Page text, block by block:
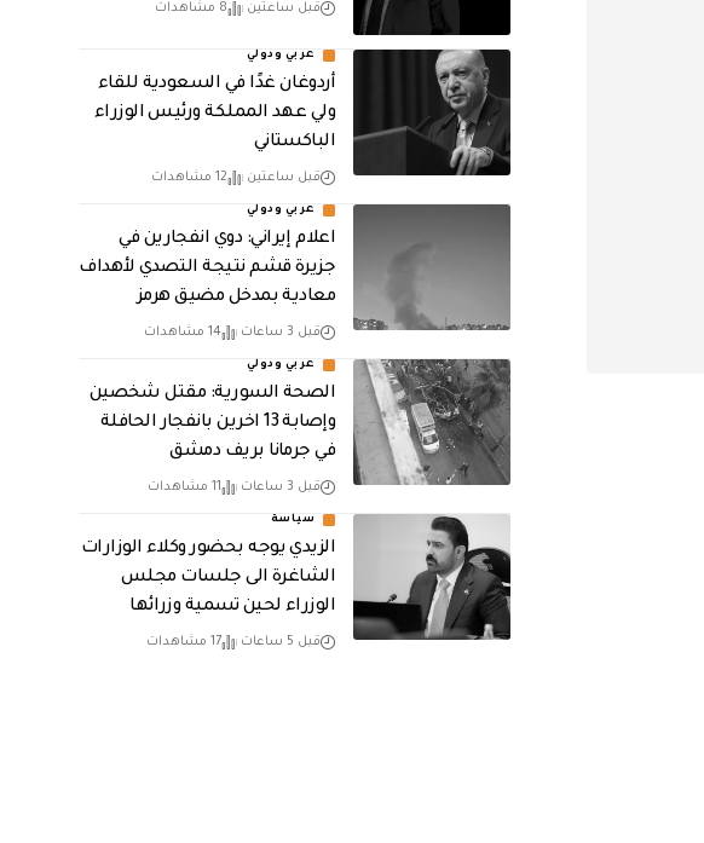
قبل ساعتين 8 مشاهدات
عربي ودولي
أردوغان غدًا في السعودية للقاء
ولي عهد المملكة ورئيس الوزراء
الباكستاني
قبل ساعتين 12 مشاهدات
عربي ودولي
اعلام إيراني: دوي انفجارين في
جزيرة قشم نتيجة التصدي لأهداف
معادية بمدخل مضيق هرمز
قبل 3 ساعات 14 مشاهدات
عربي ودولي
الصحة السورية: مقتل شخصين
وإصابة 13 اخرين بانفجار الحافلة
في جرمانا بريف دمشق
قبل 3 ساعات 11 مشاهدات
سياسة
الزيدي يوجه بحضور وكلاء الوزارات
الشاغرة الى جلسات مجلس
الوزراء لحين تسمية وزرائها
قبل 5 ساعات 17 مشاهدات